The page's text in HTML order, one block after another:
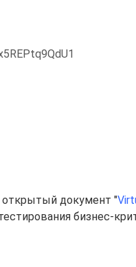
открытый документ "
бизнес-